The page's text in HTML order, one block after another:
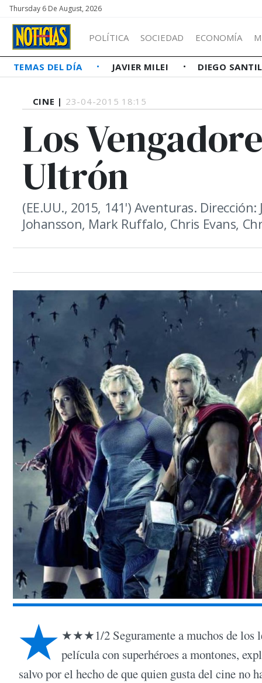
Thursday 6 De August, 2026
POLÍTICA SOCIEDAD ECONOMÍA
TEMAS DEL DÍA JAVIER MILEI DIEGO
CINE | 23-04-2015 18:15
Los
Ultrón
(EE.UU., 2015, 141') Aventuras.
Johansson, Mark Ruffalo, Chris Evans,
★ ★★★1/2 Seguramente a muchos de los
película con superhéroes a montones,
salvo por el hecho de que quien gusta del cine no